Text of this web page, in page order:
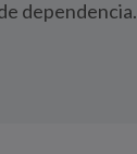
dependencia.